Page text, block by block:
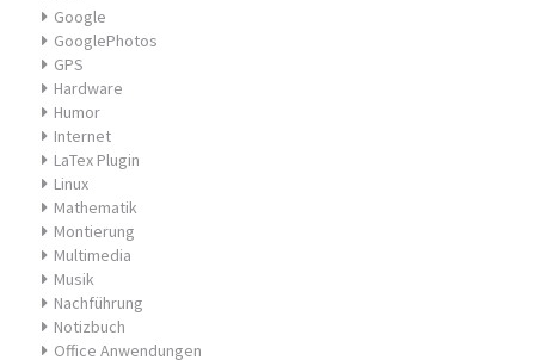
Google
GooglePhotos
GPS
Hardware
Humor
Internet
LaTex Plugin
Linux
Mathematik
Montierung
Multimedia
Musik
Nachführung
Notizbuch
Office Anwendungen